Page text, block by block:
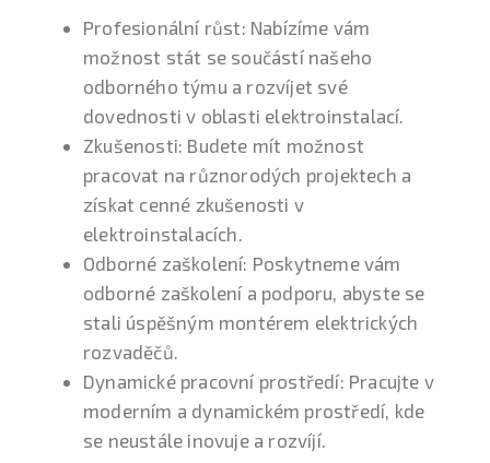
Profesionální růst: Nabízíme vám
možnost stát se součástí našeho
odborného týmu a rozvíjet své
dovednosti v oblasti elektroinstalací.
Zkušenosti: Budete mít možnost
pracovat na různorodých projektech a
získat cenné zkušenosti v
elektroinstalacích.
Odborné zaškolení: Poskytneme vám
odborné zaškolení a podporu, abyste se
stali úspěšným montérem elektrických
rozvaděčů.
Dynamické pracovní prostředí: Pracujte v
moderním a dynamickém prostředí, kde
se neustále inovuje a rozvíjí.